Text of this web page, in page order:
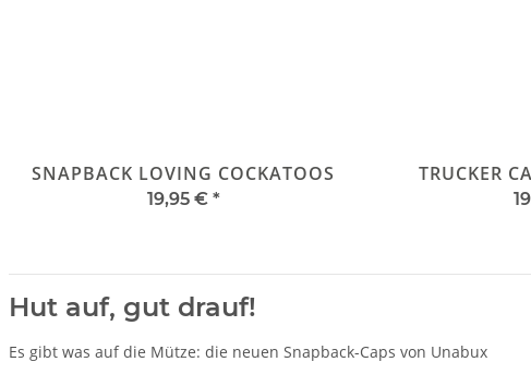
SNAPBACK LOVING COCKATOOS
19,95 € *
TRUCKER
Hut auf, gut drauf!
Es gibt was auf die Mütze: die neuen Snapback-Caps von Unabux